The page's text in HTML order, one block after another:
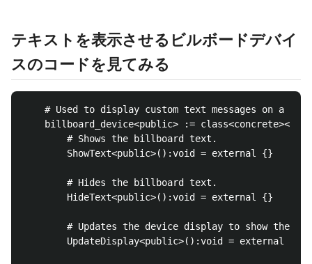
テキストを表示させるビルボードデバイ
スのコードを見てみる
# Used to display custom text messages on a
billboard_device<public> :=
        # Shows the billboard text.
        ShowText<public>():void = external {}
        # Hides the billboard text.
        HideText<public>():void = external {}
# Updates the device display to show the
        UpdateDisplay<public>():void = external {}